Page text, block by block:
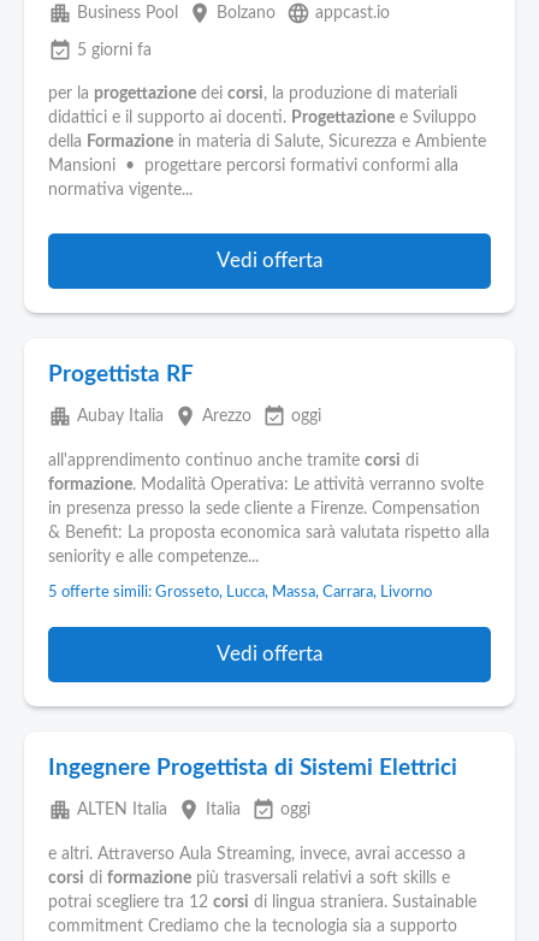
apartment Business Pool place Bolzano language appcast.io
event_available 5 giorni fa
per la progettazione dei corsi, la produzione di materiali
didattici e il supporto ai docenti. Progettazione e Sviluppo
della Formazione in materia di Salute, Sicurezza e Ambiente
Mansioni • progettare percorsi formativi conformi alla
normativa vigente...
Vedi offerta
Progettista RF
apartment Aubay Italia place Arezzo event_available oggi
all'apprendimento continuo anche tramite corsi di
formazione. Modalità Operativa: Le attività verranno svolte
in presenza presso la sede cliente a Firenze. Compensation
& Benefit: La proposta economica sarà valutata rispetto alla
seniority e alle competenze...
5 offerte simili: Grosseto, Lucca, Massa, Carrara, Livorno
Vedi offerta
Ingegnere Progettista di Sistemi Elettrici
apartment ALTEN Italia place Italia event_available oggi
e altri. Attraverso Aula Streaming, invece, avrai accesso a
corsi di formazione più trasversali relativi a soft skills e
potrai scegliere tra 12 corsi di lingua straniera. Sustainable
commitment Crediamo che la tecnologia sia a supporto